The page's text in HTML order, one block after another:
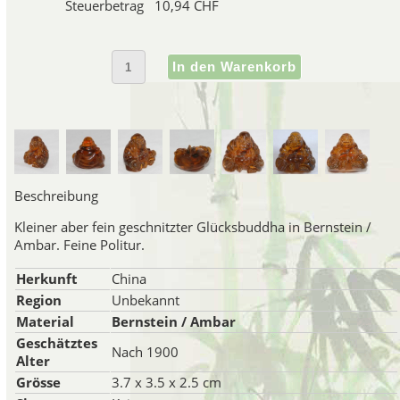
Buddha-Figuren
Schon sehr früh entwarfen
ursprünglich für religiöse
wurde oft in Tempeln oder
aufgestellt. Auch für
aus Bronze benötigt. Die
und es
Im Laufe der Jahrhunderte
Herstellung einer Figur immer
ist der Trend wieder zu
Steuerbetrag
10,94 CHF
Beschreibung
Kleiner aber fein geschnitzter Glücksbuddha in Bernstein /
Ambar. Feine Politur.
Herkunft
China
Region
Unbekannt
Material
Bernstein / Ambar
Geschätztes
Alter
Nach 1900
Grösse
3.7 x 3.5 x 2.5 cm